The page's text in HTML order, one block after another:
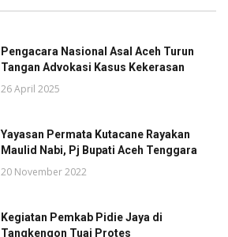
Pengacara Nasional Asal Aceh Turun
Tangan Advokasi Kasus Kekerasan
26 April 2025
Yayasan Permata Kutacane Rayakan
Maulid Nabi, Pj Bupati Aceh Tenggara
20 November 2022
Kegiatan Pemkab Pidie Jaya di
Tangkengon Tuai Protes